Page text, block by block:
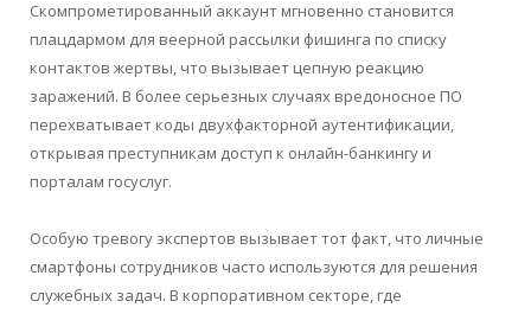
Скомпрометированный аккаунт мгновенно становится
плацдармом для веерной рассылки фишинга по списку
контактов жертвы, что вызывает цепную реакцию
заражений. В более серьезных случаях вредоносное ПО
перехватывает коды двухфакторной аутентификации,
открывая преступникам доступ к онлайн-банкингу и
порталам госуслуг.
Особую тревогу экспертов вызывает тот факт, что личные
смартфоны сотрудников часто используются для решения
служебных задач. В корпоративном секторе, где